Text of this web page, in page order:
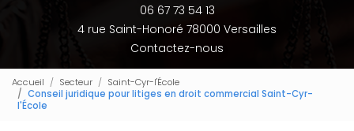
06 67 73 54 13
4 rue Saint-Honoré 78000 Versailles
Contactez-nous
Accueil Secteur
Saint-Cyr-l'École
Conseil juridique pour litiges en droit commercial Saint-Cyr-
l'École